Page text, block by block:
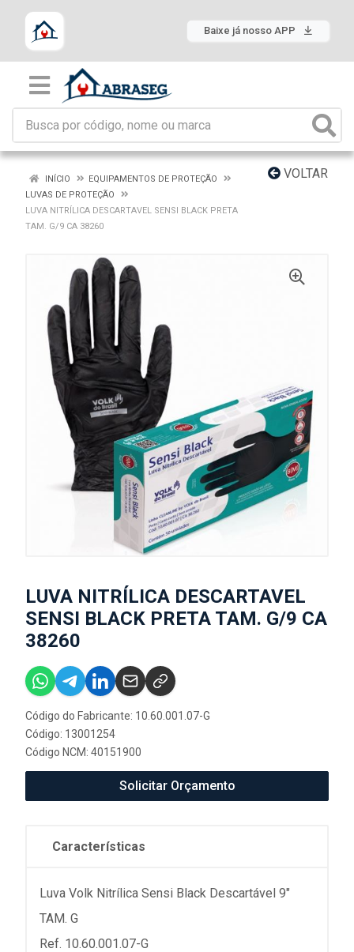
Baixe já nosso APP
VOLTAR
INÍCIO
EQUIPAMENTOS DE PROTEÇÃO
LUVAS DE PROTEÇÃO
LUVA NITRÍLICA DESCARTAVEL SENSI BLACK PRETA
TAM. G/9 CA 38260
LUVA NITRÍLICA DESCARTAVEL
SENSI BLACK PRETA TAM. G/9 CA
38260
Código do Fabricante: 10.60.001.07-G
Código: 13001254
Código NCM: 40151900
Solicitar Orçamento
Características
Luva Volk Nitrílica Sensi Black Descartável 9"
TAM. G
Ref. 10.60.001.07-G